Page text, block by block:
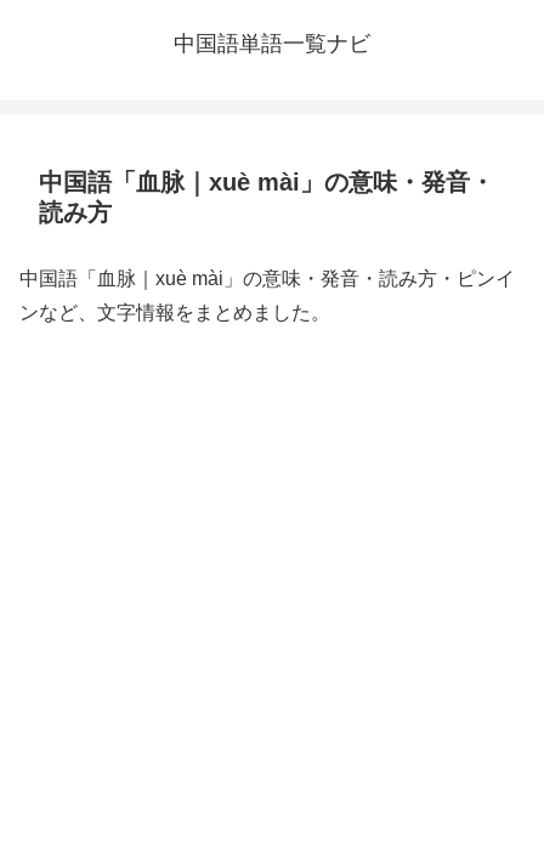
中国語単語一覧ナビ
中国語「血脉｜xuè mài」の意味・発音・
読み方
中国語「血脉｜xuè mài」の意味・発音・読み方・ピンイ
ンなど、文字情報をまとめました。